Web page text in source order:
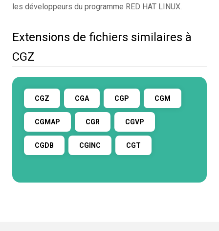
les développeurs du programme RED HAT LINUX.
Extensions de fichiers similaires à
CGZ
CGZ CGA CGP CGM
CGMAP CGR CGVP
CGDB CGINC CGT